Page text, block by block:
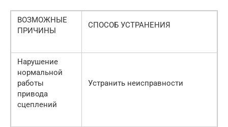
ВОЗМОЖНЫЕ
ПРИЧИНЫ
СПОСОБ УСТРАНЕНИЯ
Нарушение
нормальной
работы
привода
сцеплений
Устранить неисправности